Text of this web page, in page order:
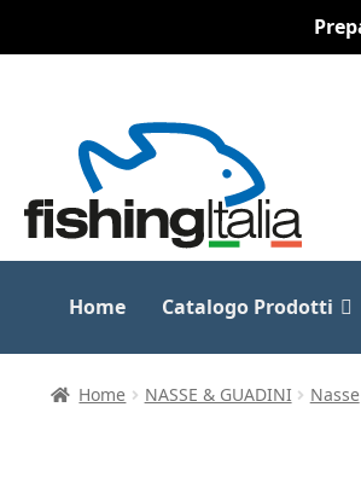
navigazione
contenuto
Home Catalogo Prodotti
Home NASSE & GUADINI Nasse